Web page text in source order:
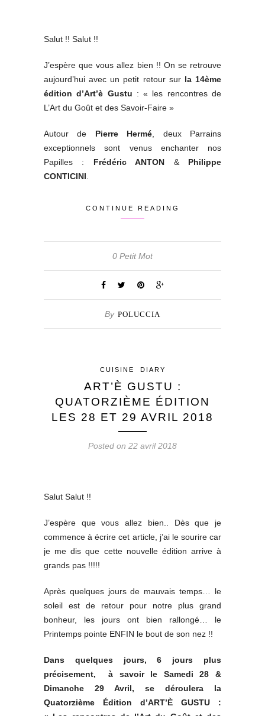
Salut !! Salut !!
J’espère que vous allez bien !! On se retrouve
aujourd’hui avec un petit retour sur la 14ème
édition d’Art’è Gustu : « les rencontres de
L’Art du Goût et des Savoir-Faire »
Autour de Pierre Hermé , deux Parrains
exceptionnels sont venus enchanter nos
Papilles : Frédéric ANTON & Philippe
CONTICINI
CONTINUE READING
0 Petit Mot
By POLUCCIA
CUISINE DIARY
ART’È GUSTU :
QUATORZIÈME ÉDITION
LES 28 ET 29 AVRIL 2018
Posted on 22 avril 2018
Salut Salut !!
J’espère que vous allez bien.. Dès que je
commence à écrire cet article, j’ai le sourire car
je me dis que cette nouvelle édition arrive à
grands pas !!!!!
Après quelques jours de mauvais temps… le
soleil est de retour pour notre plus grand
bonheur, les jours ont bien rallongé… le
Printemps pointe ENFIN le bout de son nez !!
Dans quelques jours, 6 jours plus
précisement, à savoir le Samedi 28 &
Dimanche 29 Avril, se déroulera la
Quatorzième Édition d’ART’È GUSTU :